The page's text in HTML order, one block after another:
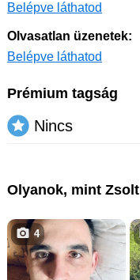
Belépve láthatod
Olvasatlan üzenetek:
Belépve láthatod
Prémium tagság
Nincs
Olyanok, mint Zsolt
4